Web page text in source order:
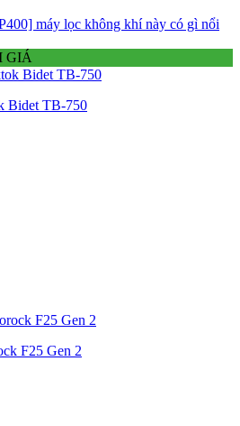
máy lọc không khí này có gì nổi
GIÁ
Bidet TB-750
F25 Gen 2